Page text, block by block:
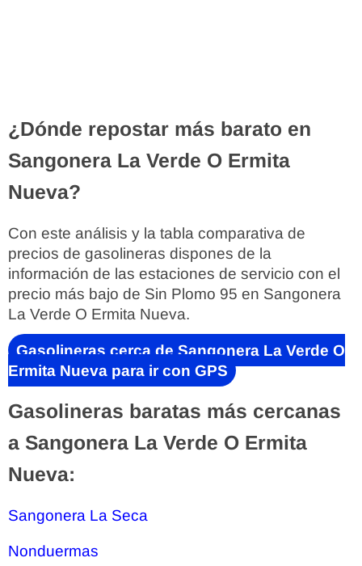
¿Dónde repostar más barato en
Sangonera La Verde O Ermita
Nueva?
Con este análisis y la tabla comparativa de
precios de gasolineras dispones de la
información de las estaciones de servicio con el
precio más bajo de Sin Plomo 95 en Sangonera
La Verde O Ermita Nueva.
Gasolineras cerca de Sangonera La Verde O
Ermita Nueva para ir con GPS
Gasolineras baratas más cercanas
a Sangonera La Verde O Ermita
Nueva:
Sangonera La Seca
Nonduermas